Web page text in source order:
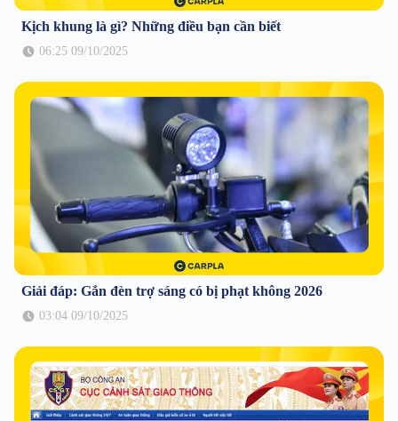
Kịch khung là gì? Những điều bạn cần biết
06:25 09/10/2025
Giải đáp: Gắn đèn trợ sáng có bị phạt không 2026
03:04 09/10/2025